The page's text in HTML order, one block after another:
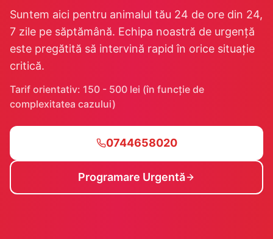
Suntem aici pentru animalul tău 24 de ore din 24,
7 zile pe săptămână. Echipa noastră de urgență
este pregătită să intervină rapid în orice situație
critică.
Tarif orientativ: 150 - 500 lei (în funcție de
complexitatea cazului)
0744658020
Programare Urgentă